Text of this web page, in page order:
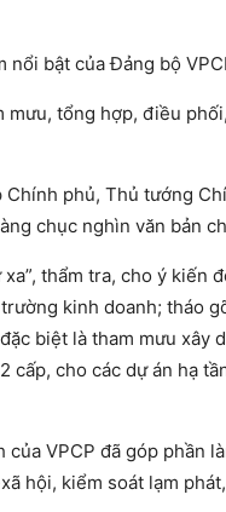
bật của Đảng bộ
mưu, tổng hợp, điều
phủ, Thủ tướng
chục nghìn văn bản
thẩm tra, cho ý kiến
kinh doanh; tháo
biệt là tham mưu xây
cấp, cho các dự án hạ
VPCP đã góp phần
hội, kiểm soát lạm